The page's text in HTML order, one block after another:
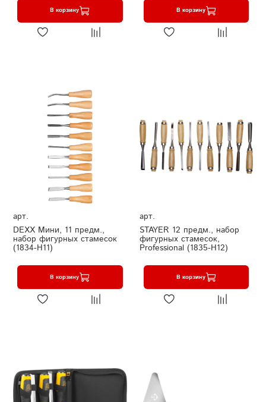
В корзину В корзину
арт.
DEXX Мини, 11 предм.,
набор фигурных стамесок
(1834-H11)
В корзину
арт.
STAYER 12 предм., набор
фигурных стамесок,
Professional (1835-H12)
В корзину